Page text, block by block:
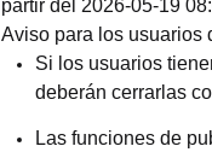
partir del 2026-05-19
Aviso para los usuarios
Si los usuarios
deberán cerrarlas
Las funciones de